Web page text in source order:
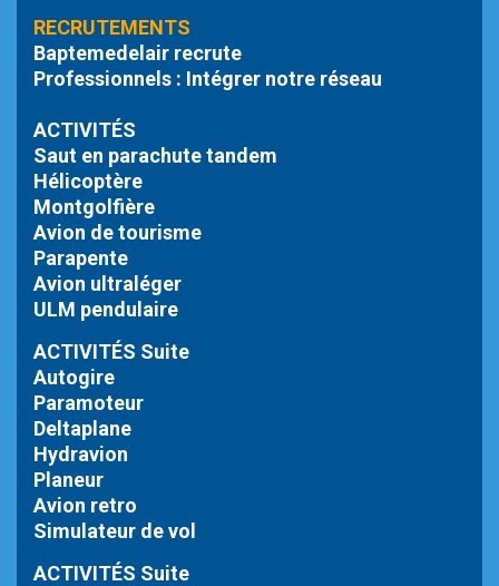
RECRUTEMENTS
Baptemedelair recrute
Professionnels : Intégrer notre réseau
ACTIVITÉS
Saut en parachute tandem
Hélicoptère
Montgolfière
Avion de tourisme
Parapente
Avion ultraléger
ULM pendulaire
ACTIVITÉS Suite
Autogire
Paramoteur
Deltaplane
Hydravion
Planeur
Avion retro
Simulateur de vol
ACTIVITÉS Suite